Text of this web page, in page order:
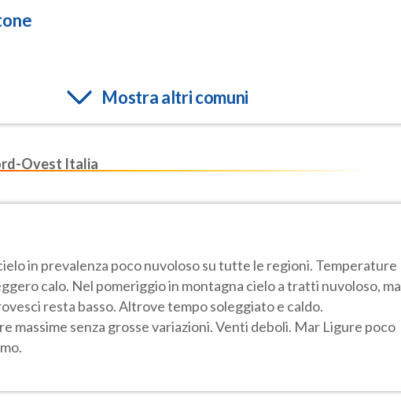
Mostra altri comuni
Ovest Italia
in prevalenza poco nuvoloso su tutte le regioni. Temperature
calo. Nel pomeriggio in montagna cielo a tratti nuvoloso, ma
resta basso. Altrove tempo soleggiato e caldo.
massime senza grosse variazioni. Venti deboli. Mar Ligure poco